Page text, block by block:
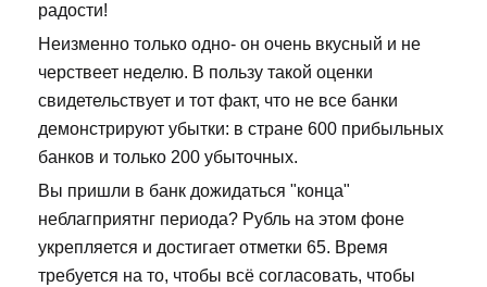
радости!
Неизменно только одно- он очень вкусный и не
черствеет неделю. В пользу такой оценки
свидетельствует и тот факт, что не все банки
демонстрируют убытки: в стране 600 прибыльных
банков и только 200 убыточных.
Вы пришли в банк дожидаться "конца"
неблагприятнг периода? Рубль на этом фоне
укрепляется и достигает отметки 65. Время
требуется на то, чтобы всё согласовать, чтобы